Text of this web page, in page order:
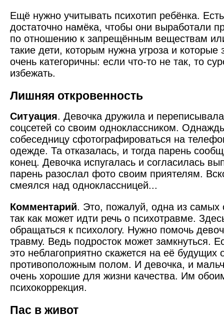
Ещё нужно учитывать психотип ребёнка.
достаточно намёка, чтобы они выработали
по отношению к запрещённым веществам
такие дети, которым нужна угроза и которые
очень категоричны: если что-то не так, то
избежать.
Лишняя откровенность
Ситуация. Девочка дружила и
соцсетей со своим однокласс­ником.
собеседницу сфотографироваться на
одежде. Та отказалась, и тогда парень
конец. Девочка испугалась и согласилась
парень разослал фото своим приятелям.
смеялся над одноклассницей...
Комментарий. Это, пожалуй, одна из самых
так как может идти речь о психотравме.
обращаться к психологу. Нужно помочь
травму. Ведь подросток может замкнуться.
это неблагоприятно скажется на её будущих
противоположным полом. И девочка, и
очень хорошие для жизни качества. Им
психокоррекция.
Пас в живот